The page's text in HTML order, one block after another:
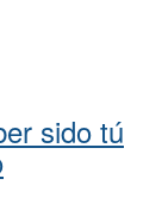
sido tú